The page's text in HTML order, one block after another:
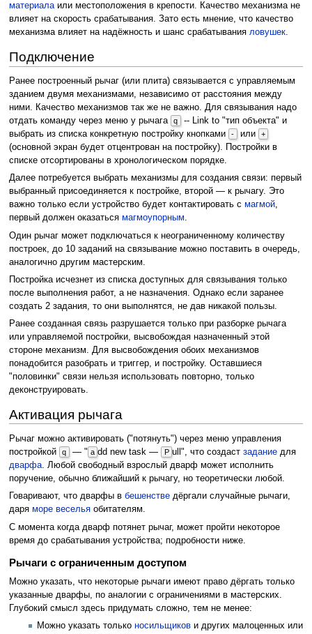
материалаили местоположения в крепости. Качество механизма не
влияет на скорость срабатывания. Зато есть мнение, что качество
механизма влияет на надёжность и шанс срабатывания ловушек.
Подключение
Ранее построенный рычаг (или плита) связывается с управляемым
зданием двумя механизмами, независимо от расстояния между
ними. Качество механизмов так же не важно. Для связывания надо
отдать команду через меню у рычага q
-- Link to "тип объекта" и
выбрать из списка конкретную постройку кнопками
- или +
(основной экран будет отцентрован на постройку). Постройки в
списке отсортированы в хронологическом порядке.
Далее потребуется выбрать механизмы для создания связи: первый
выбранный присоединяется к постройке, второй — к рычагу. Это
важно только если устройство будет контактировать с магмой,
первый должен оказаться магмоупорным.
Один рычаг может подключаться к неограниченному количеству
построек, до 10 заданий на связывание можно поставить в очередь,
аналогично другим мастерским.
Постройка исчезнет из списка доступных для связывания только
после выполнения работ, а не назначения. Однако если заранее
создать 2 задания, то они выполнятся, не дав никакой пользы.
Ранее созданная связь разрушается только при разборке рычага
или управляемой постройки, высвобождая назначенный этой
стороне механизм. Для высвобождения обоих механизмов
понадобится разобрать и триггер, и постройку. Оставшиеся
"половинки" связи нельзя использовать повторно, только
деконструировать.
Активация рычага
Рычаг можно активировать ("потянуть") через меню управления
постройкой
q — " a dd new task — P ull", что создастзадание для
дварфа. Любой свободный взрослый дварф может исполнить
поручение, обычно ближайший к рычагу, но теоретически любой.
Говаривают, что дварфы в бешенстведёргали случайные рычаги,
даря море весельяобитателям.
С момента когда дварф потянет рычаг, может пройти некоторое
время до срабатывания устройства; подробности ниже.
Рычаги с ограниченным доступом
Можно указать, что некоторые рычаги имеют право дёргать только
указанные дварфы, по аналогии с ограничениями в мастерских.
Глубокий смысл здесь придумать сложно, тем не менее:
Можно указать тольконосильщиков и других малоценных или